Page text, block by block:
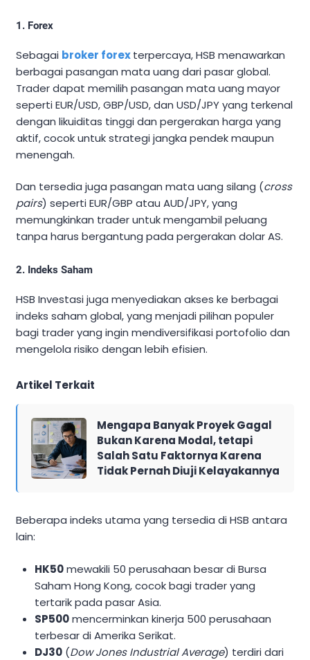
1. Forex
Sebagai broker forexterpercaya, HSB menawarkan
berbagai pasangan mata uang dari pasar global.
Trader dapat memilih pasangan mata uang mayor
seperti EUR/USD, GBP/USD, dan USD/JPY yang terkenal
dengan likuiditas tinggi dan pergerakan harga yang
aktif, cocok untuk strategi jangka pendek maupun
menengah.
Dan tersedia juga pasangan mata uang silang (cross
pairs) seperti EUR/GBP atau AUD/JPY, yang
memungkinkan trader untuk mengambil peluang
tanpa harus bergantung pada pergerakan dolar AS.
2. Indeks Saham
HSB Investasi juga menyediakan akses ke berbagai
indeks saham global, yang menjadi pilihan populer
bagi trader yang ingin mendiversifikasi portofolio dan
mengelola risiko dengan lebih efisien.
Artikel Terkait
Mengapa Banyak Proyek Gagal
Bukan Karena Modal, tetapi
Salah Satu Faktornya Karena
Tidak Pernah Diuji Kelayakannya
Beberapa indeks utama yang tersedia di HSB antara
lain:
HK50mewakili 50 perusahaan besar di Bursa
Saham Hong Kong, cocok bagi trader yang
tertarik pada pasar Asia.
SP500mencerminkan kinerja 500 perusahaan
terbesar di Amerika Serikat.
DJ30 (Dow Jones Industrial Average) terdiri dari